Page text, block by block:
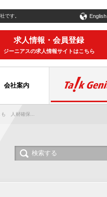
です。
会社案内
English
求人情報・会員登録
ジーニアスの求人情報サイトはこちら
も 人材確保...